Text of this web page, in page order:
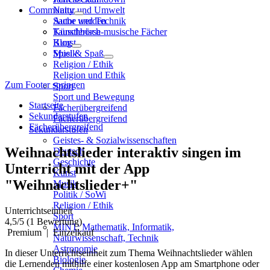
Natur und Umwelt
Sache und Technik
Künstlerisch-musische Fächer
Kunst
Musik
Religion / Ethik
Religion und Ethik
Sport
Sport und Bewegung
Fächerübergreifend
Fächerübergreifend
Sekundarstufen
Geistes- & Sozialwissenschaften
Deutsch
Geschichte
Kunst
Musik
Politik / SoWi
Religion / Ethik
Sport
MINT: Mathematik, Informatik,
Naturwissenschaft, Technik
Astronomie
Biologie
Community
Autor werden
Tauschbörse
Blog
Spiel & Spaß
Zum Footer springen
Startseite
Sekundarstufen
Fächerübergreifend
Weihnachtslieder interaktiv singen im
Unterricht mit der App
"Weihnachtslieder+"
Unterrichtseinheit
4,5/5 (1 Bewertung)
Premium| Einzelkauf
In dieser Unterrichtseinheit zum Thema Weihnachtslieder wählen
die Lernenden mithilfe einer kostenlosen App am Smartphone oder